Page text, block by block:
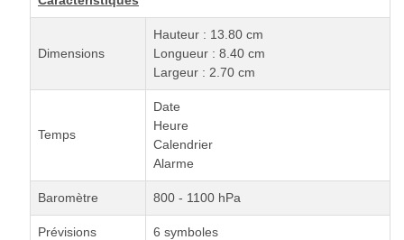
Dimensions
Hauteur : 13.80 cm
Longueur : 8.40 cm
Largeur : 2.70 cm
Temps
Date
Heure
Calendrier
Alarme
Baromètre 800 - 1100 hPa
Prévisions 6 symboles